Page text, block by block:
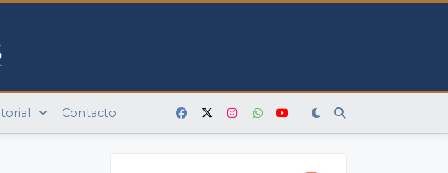
Contacto